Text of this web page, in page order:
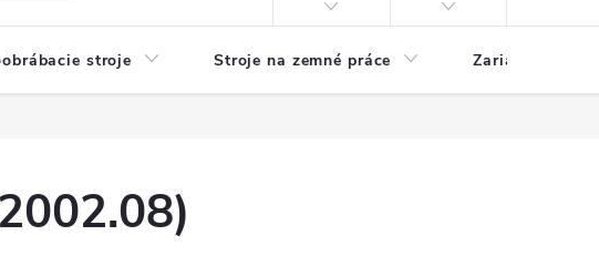
stroje Stroje na zemné práce Zariadenia na